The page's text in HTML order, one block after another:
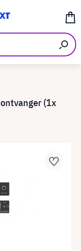
(1x